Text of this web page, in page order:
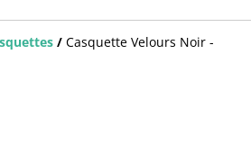
/ Casquette Velours Noir -